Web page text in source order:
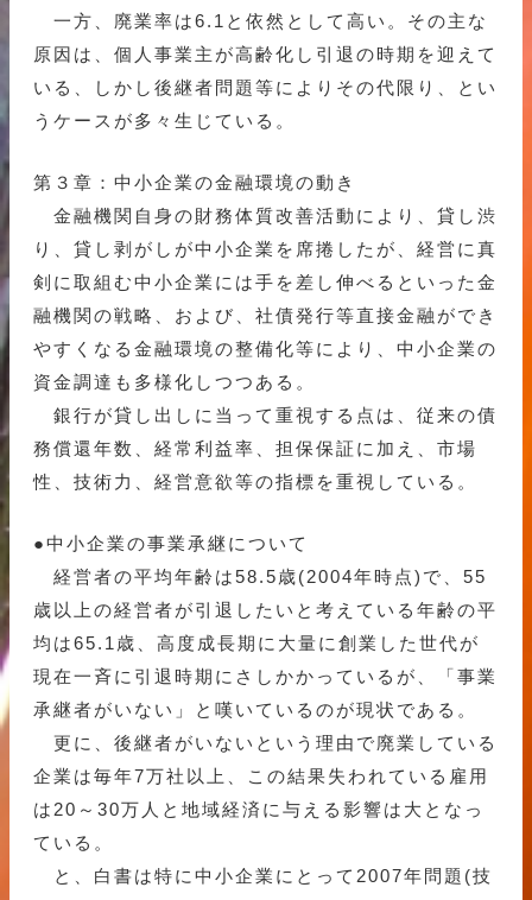
一方、廃業率は6.1と依然として高い。その主な
原因は、個人事業主が高齢化し引退の時期を迎えて
いる、しかし後継者問題等によりその代限り、とい
うケースが多々生じている。
第３章：中小企業の金融環境の動き
金融機関自身の財務体質改善活動により、貸し渋
り、貸し剥がしが中小企業を席捲したが、経営に真
剣に取組む中小企業には手を差し伸べるといった金
融機関の戦略、および、社債発行等直接金融ができ
やすくなる金融環境の整備化等により、中小企業の
資金調達も多様化しつつある。
銀行が貸し出しに当って重視する点は、従来の債
務償還年数、経常利益率、担保保証に加え、市場
性、技術力、経営意欲等の指標を重視している。
●中小企業の事業承継について
経営者の平均年齢は58.5歳(2004年時点)で、55
歳以上の経営者が引退したいと考えている年齢の平
均は65.1歳、高度成長期に大量に創業した世代が
現在一斉に引退時期にさしかかっているが、「事業
承継者がいない」と嘆いているのが現状である。
更に、後継者がいないという理由で廃業している
企業は毎年7万社以上、この結果失われている雇用
は20～30万人と地域経済に与える影響は大となっ
ている。
と、白書は特に中小企業にとって2007年問題(技